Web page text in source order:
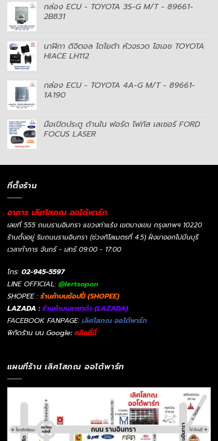
กล่อง ECU - TOYOTA 3S-G M/T - 89661-
2B831
นาฬิกา ดิจิตอล โตโยต้า หัวจรวด ไฮเอซ TOYOTA
HIACE LH112
กล่อง ECU - TOYOTA 4A-G M/T - 89661-
1A190
มือเปิดประตู ด้านใน ฟอร์ด โฟกัส เลเซอร์ FORD
FOCUS LASER
ที่ตั้งร้าน
อาคาร เลิศโสภณ ออโต้พาร์ท
เลขที่ 555 ถนนรามอินทรา แขวงท่าแร้ง เขตบางเขน กรุงเทพฯ 10220
ร้านตั้งอยู่ ริมถนนรามอินทรา (ช่วงกิโลเมตรที่ 4.5) ฝั่งขาออกไปมีนบุรี
เวลาทำการ จันทร์ - เสาร์ 09:00 - 17:00
โทร: 02-945-5597
LINE OFFICIAL: @lertsopon
SHOPEE : ร้านค้าบนช้อปปี้ (SHOPEE)
LAZADA :ร้านค้าบนลาซาด้า (LAZADA)
FACEBOOK FANPAGE: เลิศโสภณ ออโต้พาร์ท
พิกัดร้าน บน Google: คลิกที่นี่
แผนที่ร้าน เลิศโสภณ ออโต้พาร์ท